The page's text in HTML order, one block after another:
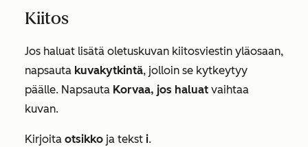
Kiitos
Jos haluat lisätä oletuskuvan kiitosviestin yläosaan,
napsauta kuvakytkintä, jolloin se kytkeytyy
päälle. Napsauta Korvaa, jos haluat vaihtaa
kuvan.
Kirjoita otsikko ja tekst i.